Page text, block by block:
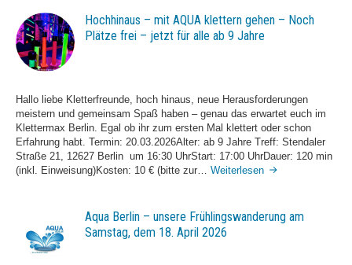
Hochhinaus – mit AQUA klettern gehen – Noch
Plätze frei – jetzt für alle ab 9 Jahre
Hallo liebe Kletterfreunde, hoch hinaus, neue Herausforderungen
meistern und gemeinsam Spaß haben – genau das erwartet euch im
Klettermax Berlin. Egal ob ihr zum ersten Mal klettert oder schon
Erfahrung habt. Termin: 20.03.2026Alter: ab 9 Jahre Treff: Stendaler
Straße 21, 12627 Berlin um 16:30 UhrStart: 17:00 UhrDauer: 120 min
(inkl. Einweisung)Kosten: 10 € (bitte zur… Weiterlesen Hochhinaus
AQUA
klettern
Aqua Berlin – unsere Frühlingswanderung am
Samstag, dem 18. April 2026